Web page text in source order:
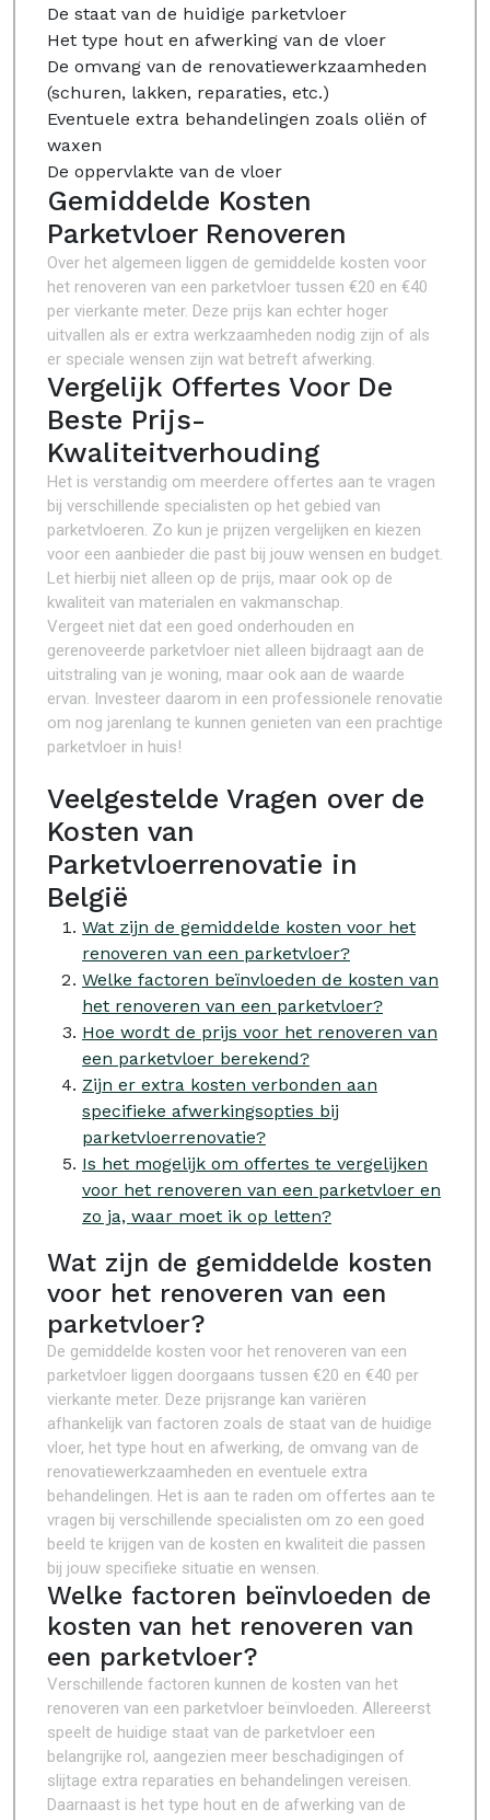
De staat van de huidige parketvloer
Het type hout en afwerking van de vloer
De omvang van de renovatiewerkzaamheden
(schuren, lakken, reparaties, etc.)
Eventuele extra behandelingen zoals oliën of
waxen
De oppervlakte van de vloer
Gemiddelde Kosten
Parketvloer Renoveren
Over het algemeen liggen de gemiddelde kosten voor
het renoveren van een parketvloer tussen €20 en €40
per vierkante meter. Deze prijs kan echter hoger
uitvallen als er extra werkzaamheden nodig zijn of als
er speciale wensen zijn wat betreft afwerking.
Vergelijk Offertes Voor De
Beste Prijs-
Kwaliteitverhouding
Het is verstandig om meerdere offertes aan te vragen
bij verschillende specialisten op het gebied van
parketvloeren. Zo kun je prijzen vergelijken en kiezen
voor een aanbieder die past bij jouw wensen en budget.
Let hierbij niet alleen op de prijs, maar ook op de
kwaliteit van materialen en vakmanschap.
Vergeet niet dat een goed onderhouden en
gerenoveerde parketvloer niet alleen bijdraagt aan de
uitstraling van je woning, maar ook aan de waarde
ervan. Investeer daarom in een professionele renovatie
om nog jarenlang te kunnen genieten van een prachtige
parketvloer in huis!
Veelgestelde Vragen over de
Kosten van
Parketvloerrenovatie in
België
Wat zijn de gemiddelde kosten voor het
renoveren van een parketvloer?
Welke factoren beïnvloeden de kosten van
het renoveren van een parketvloer?
Hoe wordt de prijs voor het renoveren van
een parketvloer berekend?
Zijn er extra kosten verbonden aan
specifieke afwerkingsopties bij
parketvloerrenovatie?
Is het mogelijk om offertes te vergelijken
voor het renoveren van een parketvloer en
zo ja, waar moet ik op letten?
Wat zijn de gemiddelde kosten
voor het renoveren van een
parketvloer?
De gemiddelde kosten voor het renoveren van een
parketvloer liggen doorgaans tussen €20 en €40 per
vierkante meter. Deze prijsrange kan variëren
afhankelijk van factoren zoals de staat van de huidige
vloer, het type hout en afwerking, de omvang van de
renovatiewerkzaamheden en eventuele extra
behandelingen. Het is aan te raden om offertes aan te
vragen bij verschillende specialisten om zo een goed
beeld te krijgen van de kosten en kwaliteit die passen
bij jouw specifieke situatie en wensen.
Welke factoren beïnvloeden de
kosten van het renoveren van
een parketvloer?
Verschillende factoren kunnen de kosten van het
renoveren van een parketvloer beïnvloeden. Allereerst
speelt de huidige staat van de parketvloer een
belangrijke rol, aangezien meer beschadigingen of
slijtage extra reparaties en behandelingen vereisen.
Daarnaast is het type hout en de afwerking van de